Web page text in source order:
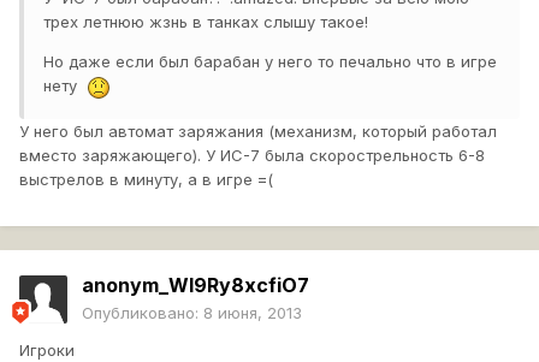
трех летнюю жзнь в танках слышу такое!
Но даже если был барабан у него то печально что в игре
нету
У него был автомат заряжания (механизм, который работал
вместо заряжающего). У ИС-7 была скорострельность 6-8
выстрелов в минуту, а в игре =(
anonym_WI9Ry8xcfiO7
Опубликовано: 8 июня, 2013
Игроки